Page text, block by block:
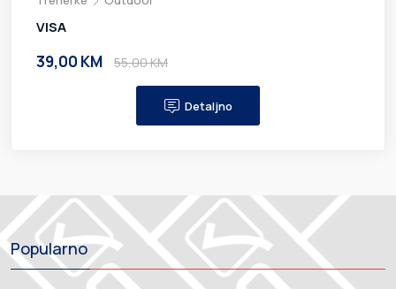
VISA
39,00 KM 55,00 KM
Detaljno
Popularno